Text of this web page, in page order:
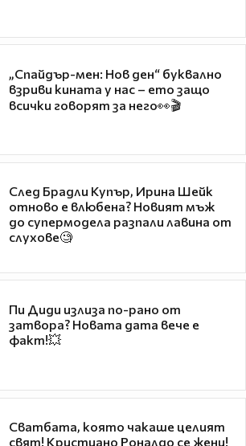
„Спайдър-мен: Нов ден“ буквално
взриви кината у нас – ето защо
всички говорят за него👀🎬
След Брадли Купър, Ирина Шейк
отново е влюбена? Новият мъж
до супермодела разпали лавина от
слухове🧐
Пи Диди излиза по-рано от
затвора? Новата дата вече е
факт!💥
Сватбата, която чакаше целият
свят! Кристиано Роналдо се жени!